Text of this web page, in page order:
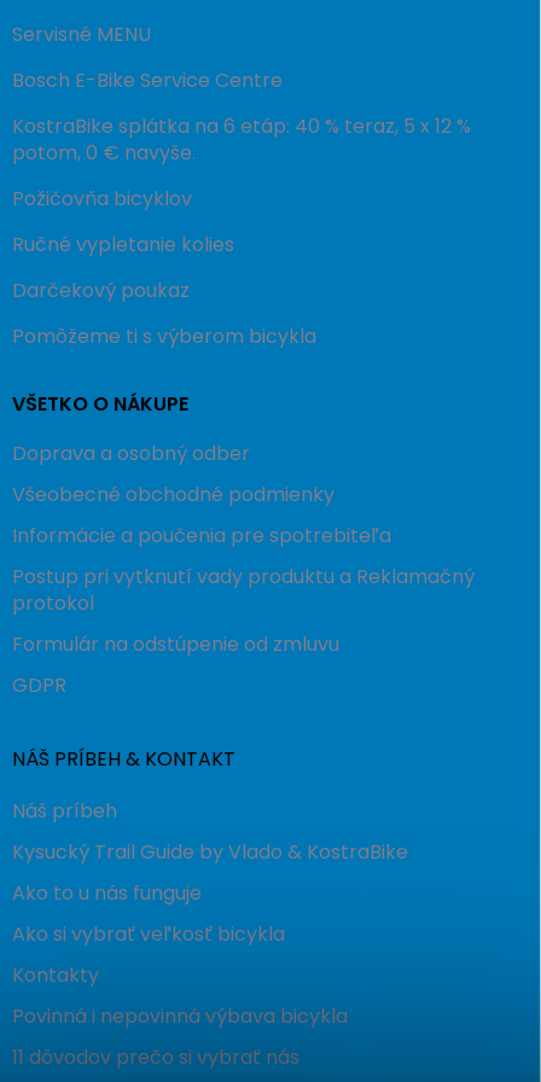
Servisné MENU
Bosch E-Bike Service Centre
KostraBike splátka na 6 etáp: 40 % teraz, 5 x 12 %
potom, 0 € navyše.
Požičovňa bicyklov
Ručné vypletanie kolies
Darčekový poukaz
Pomôžeme ti s výberom bicykla
VŠETKO O NÁKUPE
Doprava a osobný odber
Všeobecné obchodné podmienky
Informácie a poučenia pre spotrebiteľa
Postup pri vytknutí vady produktu a Reklamačný
protokol
Formulár na odstúpenie od zmluvu
GDPR
NÁŠ PRÍBEH & KONTAKT
Náš príbeh
Kysucký Trail Guide by Vlado & KostraBike
Ako to u nás funguje
Ako si vybrať veľkosť bicykla
Kontakty
Povinná i nepovinná výbava bicykla
11 dôvodov prečo si vybrať nás